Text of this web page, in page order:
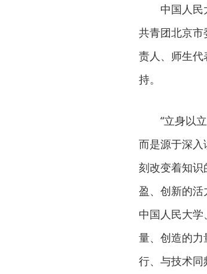
中国人民
共青团北京
责人、师生
持。
“立身以
而是源于深入
刻改变着知
盈、创新的活
中国人民大
量、创造的
行、与技术